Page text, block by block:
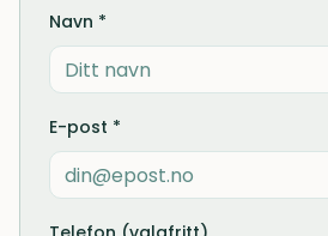
Navn *
E-post *